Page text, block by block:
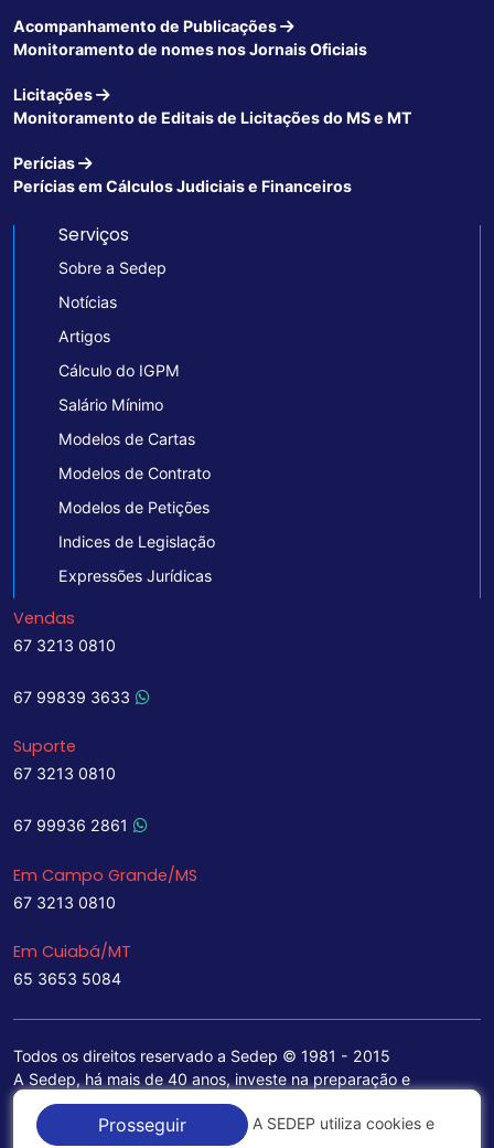
Acompanhamento de Publicações
Monitoramento de nomes nos Jornais Oficiais
Licitações
Monitoramento de Editais de Licitações do MS e MT
Perícias
Perícias em Cálculos Judiciais e Financeiros
Serviços
Sobre a Sedep
Notícias
Artigos
Cálculo do IGPM
Salário Mínimo
Modelos de Cartas
Modelos de Contrato
Modelos de Petições
Indices de Legislação
Expressões Jurídicas
Vendas
67 3213 0810
67 99839 3633
Suporte
67 3213 0810
67 99936 2861
Em Campo Grande/MS
67 3213 0810
Em Cuiabá/MT
65 3653 5084
Todos os direitos reservado a Sedep © 1981 - 2015
A Sedep, há mais de 40 anos, investe na preparação e
treinamento de funcionários e na aquisição de tecnologia de
ponta para a ampliação de seu portfólio de serviços voltados
Prosseguir A SEDEP utiliza cookies e